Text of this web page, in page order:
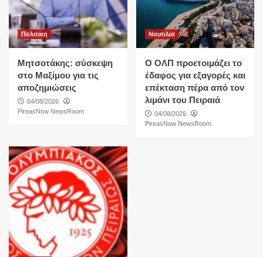
Πολιτικη
Μητσοτάκης: σύσκεψη
στο Μαξίμου για τις
αποζημιώσεις
04/08/2026
PireasNow NewsRoom
Ναυτιλια
O ΟΛΠ προετοιμάζει το
έδαφος για εξαγορές και
επέκταση πέρα από τον
λιμάνι του Πειραιά
04/08/2026
PireasNow NewsRoom